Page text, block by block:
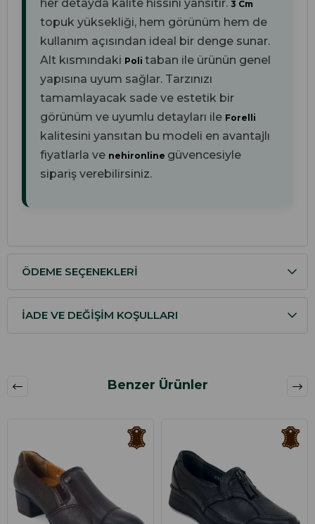
her detayda kalite hissini yansıtır. 3 Cm
topuk yüksekliği, hem görünüm hem de
kullanım açısından ideal bir denge sunar.
Alt kısmındaki Poli taban ile ürünün genel
yapısına uyum sağlar. Tarzınızı
tamamlayacak sade ve estetik bir
görünüm ve uyumlu detayları ile Forelli
kalitesini yansıtan bu modeli en avantajlı
fiyatlarla ve nehironline güvencesiyle
sipariş verebilirsiniz.
ÖDEME SEÇENEKLERI
İADE VE DEĞIŞIM KOŞULLARI
Benzer Ürünler